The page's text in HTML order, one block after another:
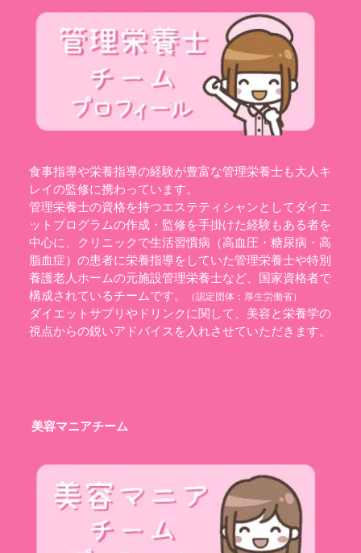
食事指導や栄養指導の経験が豊富な管理栄養士も大人キ
レイの監修に携わっています。
管理栄養士の資格を持つエステティシャンとしてダイエ
ットプログラムの作成・監修を手掛けた経験もある者を
中心に、クリニックで生活習慣病（高血圧・糖尿病・高
脂血症）の患者に栄養指導をしていた管理栄養士や特別
養護老人ホームの元施設管理栄養士など、国家資格者で
構成されているチームです。
（認定団体： 厚生労働省）
ダイエットサプリやドリンクに関して、美容と栄養学の
視点からの鋭いアドバイスを入れさせていただきます。
美容マニアチーム